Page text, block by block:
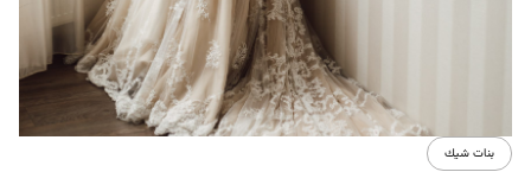
بنات شيك